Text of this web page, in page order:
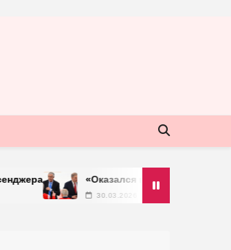
«Оказался врагом нашего хоккея»: Тардиф
30.03.2026